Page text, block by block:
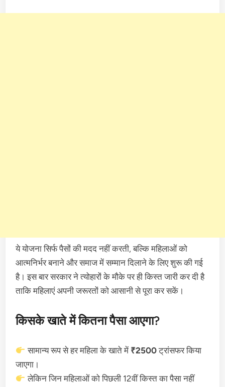
ये योजना सिर्फ पैसों की मदद नहीं करती, बल्कि महिलाओं को
आत्मनिर्भर बनाने और समाज में सम्मान दिलाने के लिए शुरू की गई
है। इस बार सरकार ने त्योहारों के मौके पर ही किस्त जारी कर दी है
ताकि महिलाएं अपनी जरूरतों को आसानी से पूरा कर सकें।
किसके खाते में कितना पैसा आएगा?
सामान्य रूप से हर महिला के खाते में ₹2500ट्रांसफर किया
जाएगा।
लेकिन जिन महिलाओं को पिछली 12वीं किस्त का पैसा नहीं